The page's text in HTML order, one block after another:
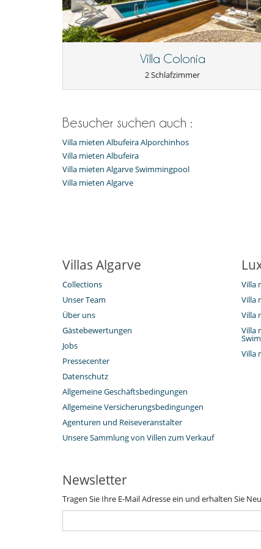
Wohnzimmer
Kinder
Kinder willkommen
Küche und Ausstattung
Nespresso Kaffeemaschine
Fitnesscenter
Unterhaltung, Wohlbefinden & Sport
Beheizter Außen-Swimmingpool
Internetzugang (Wifi)
- Bei Nichterscheinen :100 %des Gesamtbetrages
Villa Colonia
2 Schlafzimmer
Besucher suchen auch :
Villa mieten Albufeira Alporchinhos
Villa mieten Albufeira
Villa mieten Algarve Swimmingpool
Villa mieten Algarve
Villas Algarve
Collections
Unser Team
Über uns
Gästebewertungen
Jobs
Pressecenter
Datenschutz
Allgemeine Geschäftsbedingungen
Allgemeine Versicherungsbedingungen
Agenturen und Reiseveranstalter
Unsere Sammlung von Villen zum Verkauf
Villa
Villa
Villa
Villa
Villa
Newsletter
Tragen Sie Ihre E-Mail Adresse ein und erhalten Sie